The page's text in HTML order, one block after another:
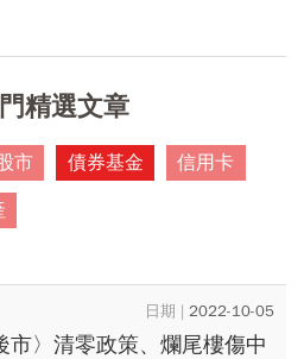
精選文章
市 債券基金
信用卡
2022-10-05
市〉清零政策、爛尾樓傷中